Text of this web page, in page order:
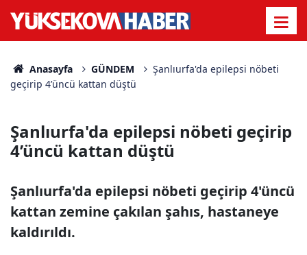
Anasayfa GÜNDEM
Şanlıurfa'da epilepsi nöbeti
geçirip 4’üncü kattan düştü
Şanlıurfa'da epilepsi nöbeti geçirip
4’üncü kattan düştü
Şanlıurfa'da epilepsi nöbeti geçirip 4'üncü
kattan zemine çakılan şahıs, hastaneye
kaldırıldı.